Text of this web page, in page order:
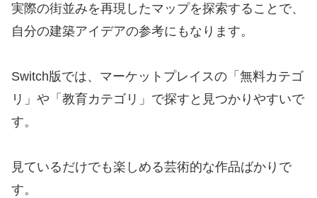
実際の街並みを再現したマップを探索することで、
自分の建築アイデアの参考にもなります。
Switch版では、マーケットプレイスの「無料カテゴ
リ」や「教育カテゴリ」で探すと見つかりやすいで
す。
見ているだけでも楽しめる芸術的な作品ばかりで
す。